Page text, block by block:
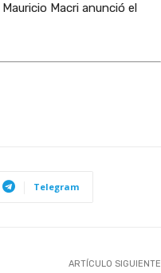
Macri anunció el
Telegram
ARTÍCULO SIGUIENTE